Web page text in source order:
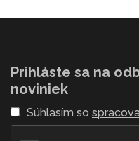
Prihláste sa na
noviniek
Súhlasím so